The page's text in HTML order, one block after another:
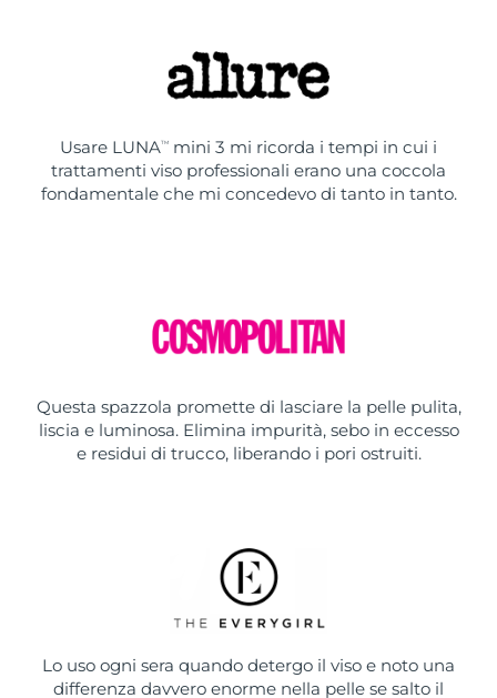
Usare LUNATM
mini 3 mi ricorda i tempi in cui i
trattamenti viso professionali erano una coccola
fondamentale che mi concedevo di tanto in tanto.
Questa spazzola promette di lasciare la pelle pulita,
liscia e luminosa. Elimina impurità, sebo in eccesso
e residui di trucco, liberando i pori ostruiti.
Lo uso ogni sera quando detergo il viso e noto una
differenza davvero enorme nella pelle se salto il